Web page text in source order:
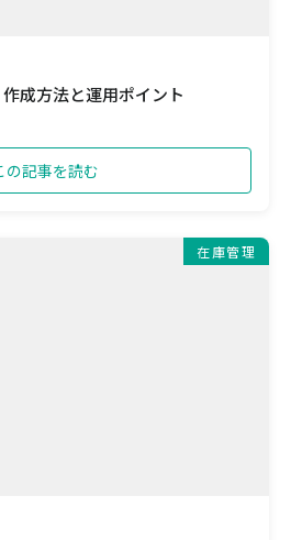
成方法と運用ポイント
の記事を読む
在庫管理